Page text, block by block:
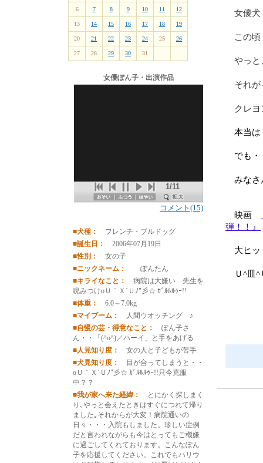
6 7 8 9 10 11 12
13 14 15 16 17 18 19
20 21 22 23 24 25 26
27 28 29 30 31
女優ぽん子・出演作品
1/11
コメント(15)
■犬種： フレンチ・ブルドッグ
■誕生日： 2006年07月19日
■性別： 女の子
■ニックネーム：
ぽんたん
■キライなこと： 病院は大嫌い 先生を
睨みつけoＵ｀Ｘ´Ｕﾉ"彡☆ ｶﾞﾙﾙﾙｩｰ!!
■体重： 6.0～7.0kg
■マイブーム：
人間ウオッチング ♪
■自慢の芸・得意なこと： ぽん子さ
ん・・「(^o^)／ハーイ」と手をあげる
■人見知り度： 女の人と子どもが苦手
■犬見知り度：
目が合ってしまうと・・
oＵ｀Ｘ´Ｕﾉ"彡☆ ｶﾞﾙﾙﾙｩｰ!!只今克服
中？？
■我が家へ来た経緯：
とにかく探しまく
り､やっと会えたときはすぐにつれて帰り
ました｡それからが大変！病院通いの
日々・・・入院もしました。珍しい症例
だと言われながらも今はとってもご機嫌
に過ごしてくれております。こんなぽん
子を応援してください。これでもハリウ
女優犬
この頃
やっと
それが
クレヨ
本当は
でも・
みなさ
映画
弾！！』
大ヒッ
Ｕ^皿^